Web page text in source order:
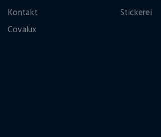
Kontakt
Covalux
Stickerei